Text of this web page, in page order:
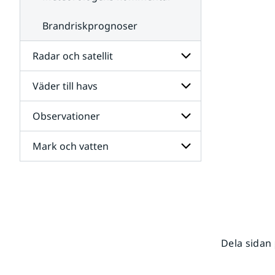
Brandriskprognoser
Radar och satellit
Undersidor
för
Radar
och
satellit
Väder till havs
Undersidor
för
Väder
till
havs
Observationer
Undersidor
för
Mark och vatten
Dela sidan